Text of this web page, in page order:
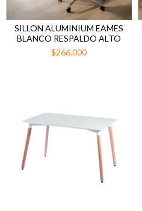
SILLON ALUMINIUM EAMES
BLANCO RESPALDO ALTO
$266.000